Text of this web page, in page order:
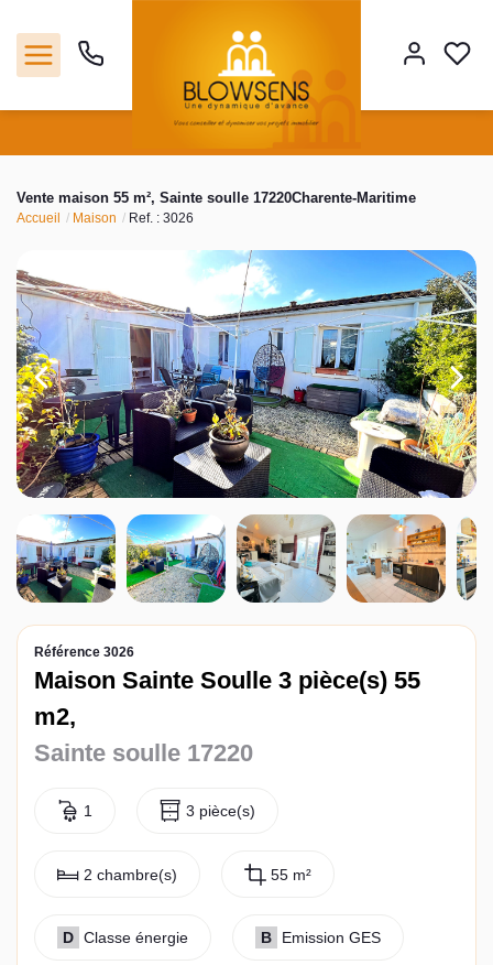
Ventes
Notre agence
Outils
Estimation
Nos services
Contact
Vente maison 55 m², Sainte soulle 17220Charente-Maritime
Accueil Maison Ref. : 3026
Référence 3026
Maison Sainte Soulle 3 pièce(s) 55
m2,
Sainte soulle 17220
1 3 pièce(s)
2 chambre(s) 55 m²
D Classe énergie B Emission GES